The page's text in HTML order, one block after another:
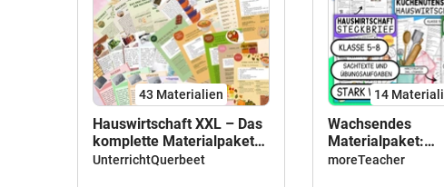
43 Materialien
Hauswirtschaft XXL – Das
komplette Materialpaket
für Ernährung,
UnterrichtQuerbeet
14
Wachsendes
Materialpaket:
Hauswirtschaft /
moreTeacher